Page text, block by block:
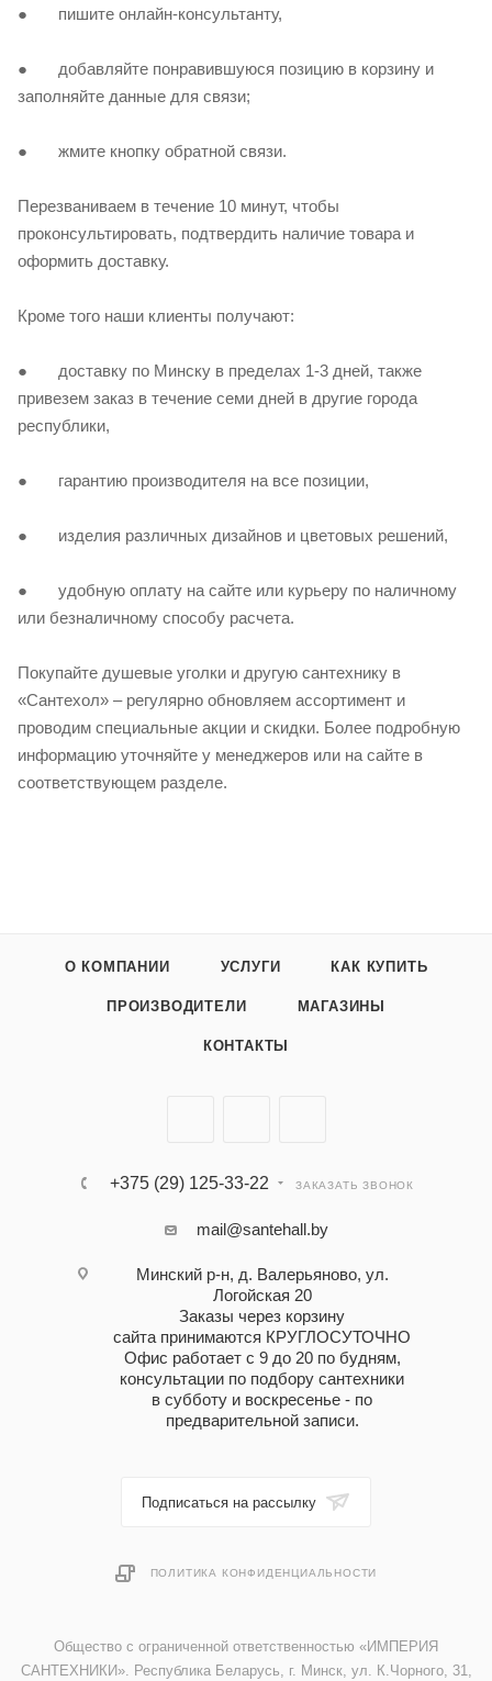
● пишите онлайн-консультанту,
● добавляйте понравившуюся позицию в корзину и
заполняйте данные для связи;
● жмите кнопку обратной связи.
Перезваниваем в течение 10 минут, чтобы
проконсультировать, подтвердить наличие товара и
оформить доставку.
Кроме того наши клиенты получают:
● доставку по Минску в пределах 1-3 дней, также
привезем заказ в течение семи дней в другие города
республики,
● гарантию производителя на все позиции,
● изделия различных дизайнов и цветовых решений,
● удобную оплату на сайте или курьеру по наличному
или безналичному способу расчета.
Покупайте душевые уголки и другую сантехнику в
«Сантехол» – регулярно обновляем ассортимент и
проводим специальные акции и скидки. Более подробную
информацию уточняйте у менеджеров или на сайте в
соответствующем разделе.
О КОМПАНИИ УСЛУГИ КАК КУПИТЬ
ПРОИЗВОДИТЕЛИ МАГАЗИНЫ
КОНТАКТЫ
+375 (29) 125-33-22 ЗАКАЗАТЬ ЗВОНОК
mail@santehall.by
Минский р-н, д. Валерьяново, ул.
Логойская 20
Заказы через корзину
сайта принимаются КРУГЛОСУТОЧНО
Офис работает с 9 до 20 по будням,
консультации по подбору сантехники
в субботу и воскресенье - по
предварительной записи.
Подписаться на рассылку
ПОЛИТИКА КОНФИДЕНЦИАЛЬНОСТИ
Общество с ограниченной ответственностью «ИМПЕРИЯ
САНТЕХНИКИ». Республика Беларусь, г. Минск, ул. К.Чорного, 31,